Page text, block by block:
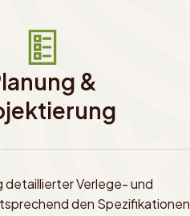
&
detaillierter Verlege- und
den Spezifikationen